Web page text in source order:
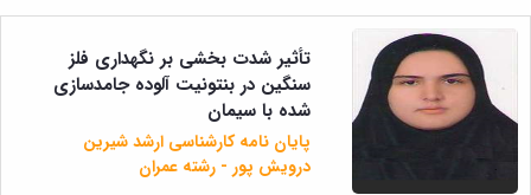
تأثیر شدت بخشی بر نگهداری فلز
سنگین در بنتونیت آلوده جامدسازی
شده با سیمان
پایان نامه کارشناسی ارشد شیرین
درویش پور - رشته عمران